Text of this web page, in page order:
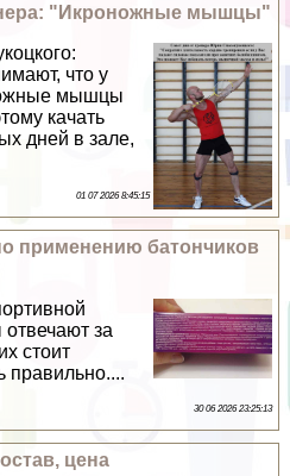
"Икроножные мышцы"
что у
мышцы
качать
дней в зале,
01 07 2026 8:45:15
применению батончиков
за
стоит
правильно....
30 06 2026 23:25:13
цена